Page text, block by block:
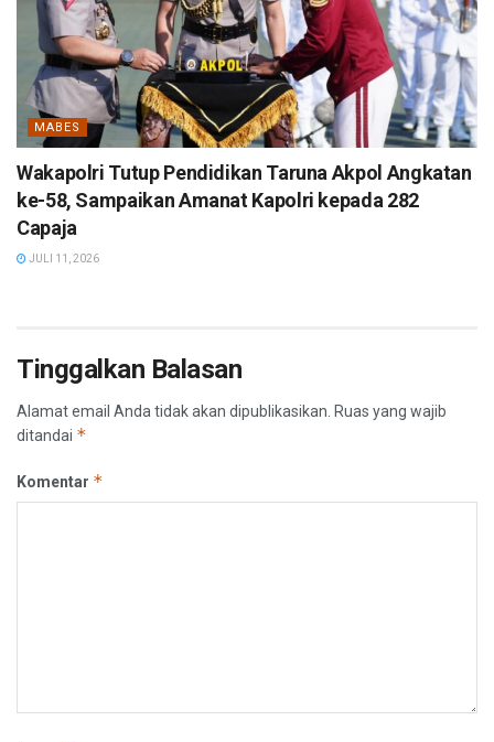
MABES
Wakapolri Tutup Pendidikan Taruna Akpol Angkatan
ke-58, Sampaikan Amanat Kapolri kepada 282
Capaja
JULI 11, 2026
Tinggalkan Balasan
Alamat email Anda tidak akan dipublikasikan. Ruas yang wajib
ditandai *
Komentar *